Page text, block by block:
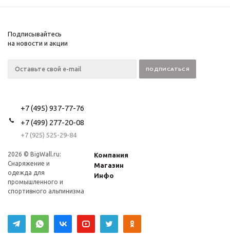
Подписывайтесь
на новости и акции
+7 (495) 937-77-76
+7 (499) 277-20-08
+7 (925) 525-29-84
2026 © BigWall.ru:
Снаряжение и
одежда для
промышленного и
спортивного альпинизма
Компания
Магазин
Инфо